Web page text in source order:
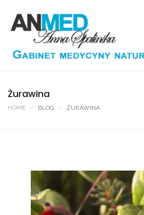
Żurawina
HOME BLOG ŻURAWINA